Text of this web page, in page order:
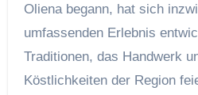
Oliena begann, hat sich
umfassenden Erlebnis
Traditionen, das Handwerk
Köstlichkeiten der Region